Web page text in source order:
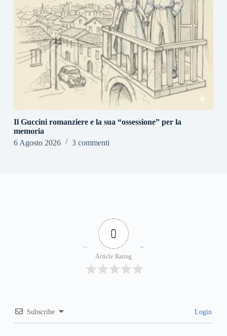
Il Guccini romanziere e la sua “ossessione” per la
memoria
6 Agosto 2026
3 commenti
0
Article Rating
Subscribe Login